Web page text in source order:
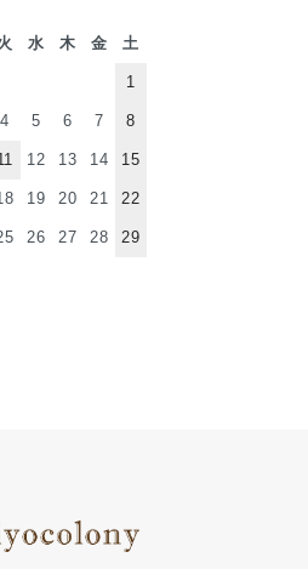
水 木 金 土
1
4 5 6 7 8
12 13 14 15
19 20 21 22
26 27 28 29